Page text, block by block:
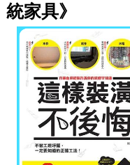
統家具》